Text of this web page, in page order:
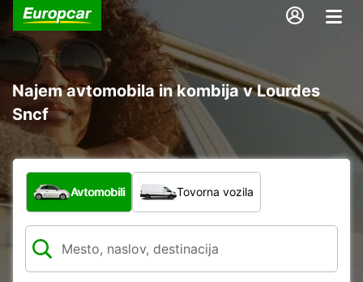
Najem avtomobila in kombija v Lourdes
Sncf
Katera vrsta vozila?
Avtomobili Tovorna vozila